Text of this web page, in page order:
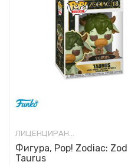
ЛИЦЕНЦИРАНИ ФИГУРИ И СЕТОВИ
Фигура, Pop! Zodiac:
Taurus